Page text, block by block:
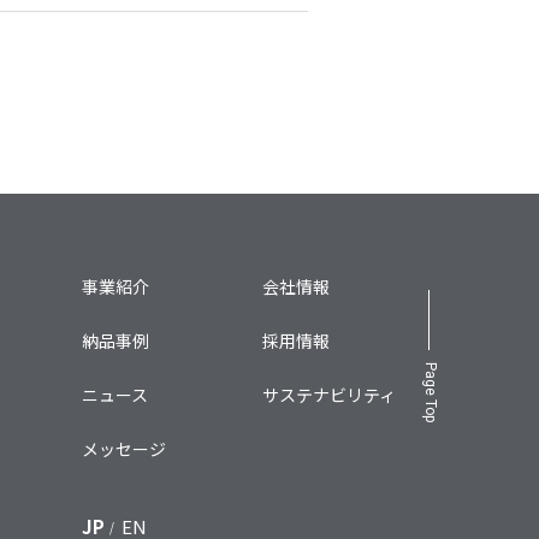
Page Top
事業紹介
納品事例
ニュース
メッセージ
会社情報
採用情報
サステナビリティ
JP EN